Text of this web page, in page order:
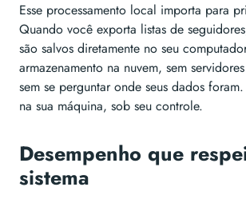
Esse processamento local importa para
Quando você exporta listas de
são salvos diretamente no seu
armazenamento na nuvem, sem
sem se perguntar onde seus dados
na sua máquina, sob seu controle.
Desempenho que
sistema